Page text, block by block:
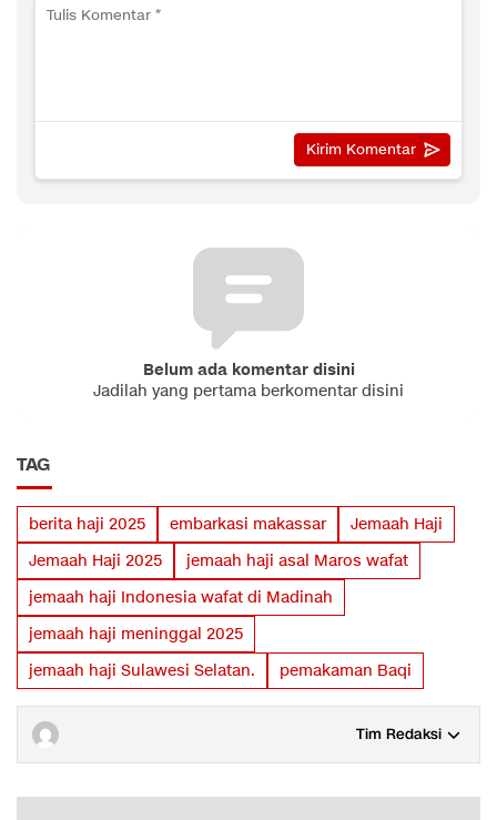
Belum ada komentar disini
Jadilah yang pertama berkomentar disini
TAG
berita haji 2025 embarkasi makassar
Jemaah Haji
Jemaah Haji 2025
jemaah haji asal Maros wafat
jemaah haji Indonesia wafat di Madinah
jemaah haji meninggal 2025
jemaah haji Sulawesi Selatan.
pemakaman Baqi
Tim Redaksi